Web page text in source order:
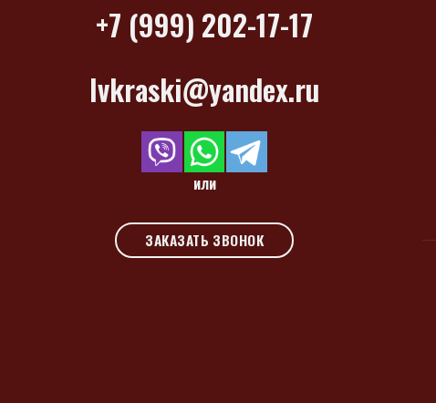
+7 (999) 202-17-17
lvkraski@yandex.ru
или
ЗАКАЗАТЬ ЗВОНОК